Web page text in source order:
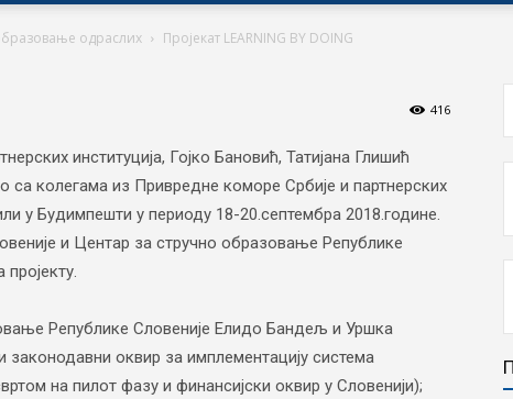
одраслих Пројекат LEARNING BY DOING
416
институција, Гојко Бановић, Татијана Глишић
са колегама из Привредне коморе Србије и партнерских
у Будимпешти у периоду 18-20.септембра 2018.године.
и Центар за стручно образовање Републике
Републике Словеније Елидо Бандељ и Уршка
законодавни оквир за имплементацију система
на пилот фазу и финансијски оквир у Словенији);